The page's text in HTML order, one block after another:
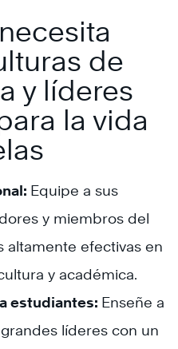
de
y líderes
la vida
Equipe a sus
y miembros del
altamente efectivas en
y académica.
estudiantes: Enseñe a
líderes con un